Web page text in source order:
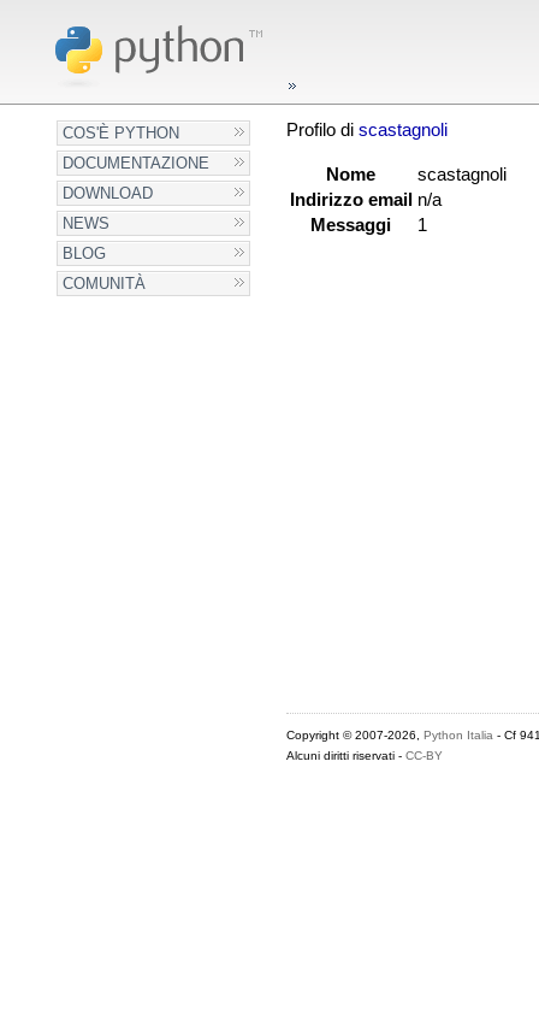
COS'È PYTHON
DOCUMENTAZIONE
DOWNLOAD
NEWS
BLOG
COMUNITÀ
Profilo di scastagnoli
Nome
scastagnoli
Indirizzo email n/a
Messaggi
1
Copyright © 2007-2026, Python Italia - Cf
Alcuni diritti riservati - CC-BY